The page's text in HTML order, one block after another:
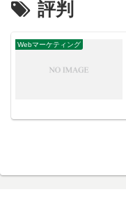
評判
Webマーケティング